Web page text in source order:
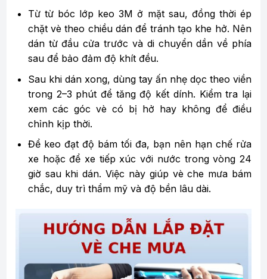
Từ từ bóc lớp keo 3M ở mặt sau, đồng thời ép
chặt vè theo chiều dán để tránh tạo khe hở. Nên
dán từ đầu cửa trước và di chuyển dần về phía
sau để bảo đảm độ khít đều.
Sau khi dán xong, dùng tay ấn nhẹ dọc theo viền
trong 2–3 phút để tăng độ kết dính. Kiểm tra lại
xem các góc vè có bị hở hay không để điều
chỉnh kịp thời.
Để keo đạt độ bám tối đa, bạn nên hạn chế rửa
xe hoặc để xe tiếp xúc với nước trong vòng 24
giờ sau khi dán. Việc này giúp vè che mưa bám
chắc, duy trì thẩm mỹ và độ bền lâu dài.